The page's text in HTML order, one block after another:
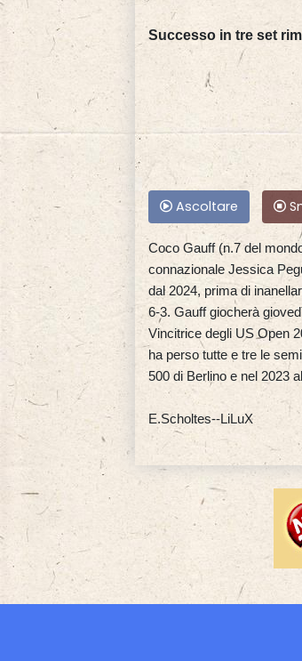
Successo in tre set
Ascoltare
Coco Gauff (n.7 del
connazionale Jessica
dal 2024, prima di
6-3. Gauff giocherà
Vincitrice degli US Open
ha perso tutte e tre le
500 di Berlino e nel 2023
E.Scholtes--LiLuX